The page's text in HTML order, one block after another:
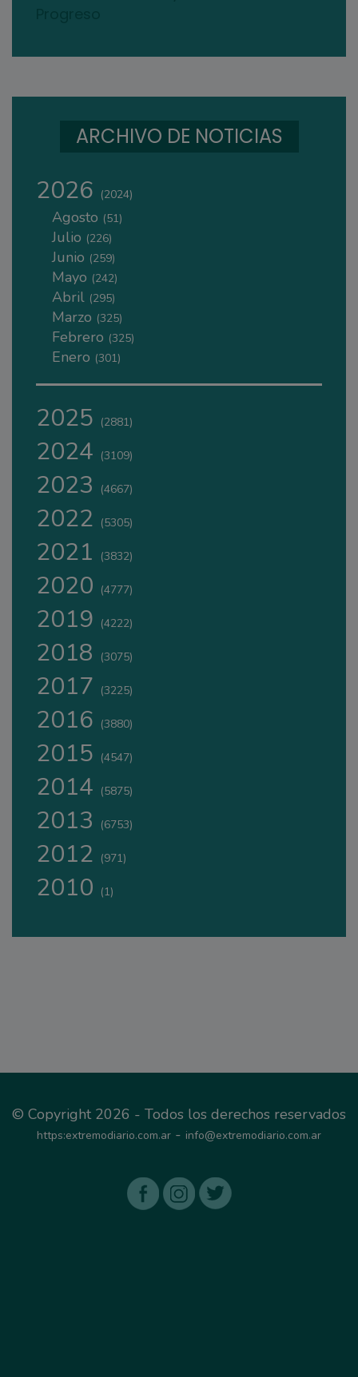
ARCHIVO DE NOTICIAS
2026 (2024)
Agosto (51)
Julio (226)
Junio (259)
Mayo (242)
Abril (295)
Marzo (325)
Febrero (325)
Enero (301)
2025 (2881)
2024 (3109)
2023 (4667)
2022 (5305)
2021 (3832)
2020 (4777)
2019 (4222)
2018 (3075)
2017 (3225)
2016 (3880)
2015 (4547)
2014 (5875)
2013 (6753)
2012 (971)
2010 (1)
© Copyright 2026 - Todos los derechos reservados
https:extremodiario.com.ar - info@extremodiario.com.ar